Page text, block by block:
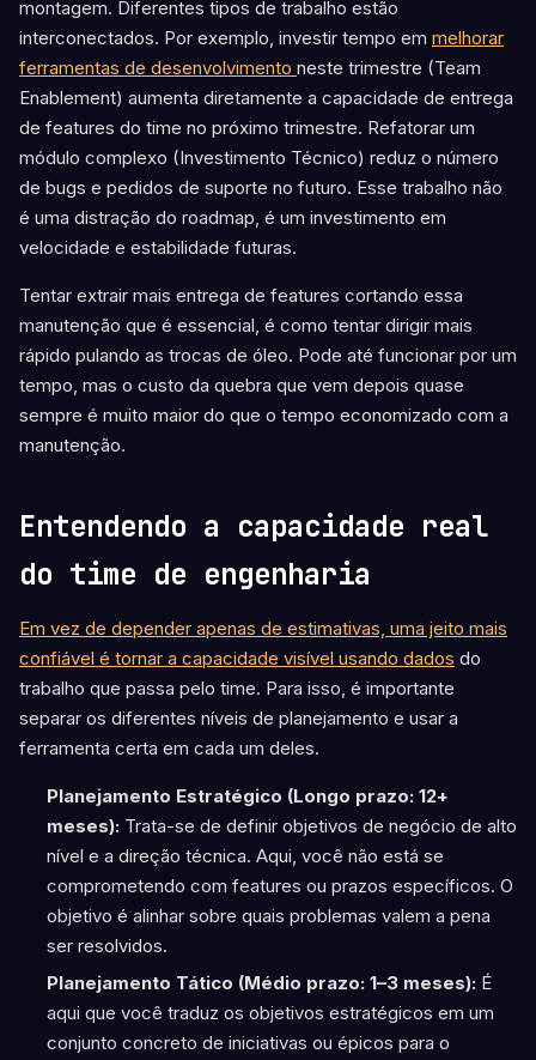
montagem. Diferentes tipos de trabalho estão
interconectados. Por exemplo, investir tempo em melhorar
ferramentas de desenvolvimento neste trimestre (Team
Enablement) aumenta diretamente a capacidade de entrega
de features do time no próximo trimestre. Refatorar um
módulo complexo (Investimento Técnico) reduz o número
de bugs e pedidos de suporte no futuro. Esse trabalho não
é uma distração do roadmap, é um investimento em
velocidade e estabilidade futuras.
Tentar extrair mais entrega de features cortando essa
manutenção que é essencial, é como tentar dirigir mais
rápido pulando as trocas de óleo. Pode até funcionar por um
tempo, mas o custo da quebra que vem depois quase
sempre é muito maior do que o tempo economizado com a
manutenção.
Entendendo a capacidade real
do time de engenharia
Em vez de depender apenas de estimativas, uma jeito mais
confiável é tornar a capacidade visível usando dados do
trabalho que passa pelo time. Para isso, é importante
separar os diferentes níveis de planejamento e usar a
ferramenta certa em cada um deles.
Planejamento Estratégico (Longo prazo: 12+
meses):Trata-se de definir objetivos de negócio de alto
nível e a direção técnica. Aqui, você não está se
comprometendo com features ou prazos específicos. O
objetivo é alinhar sobre quais problemas valem a pena
ser resolvidos.
Planejamento Tático (Médio prazo: 1–3 meses):É
aqui que você traduz os objetivos estratégicos em um
conjunto concreto de iniciativas ou épicos para o